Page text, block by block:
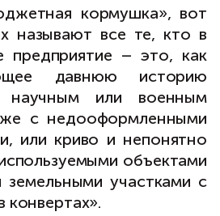
кормушка», вот
называют все те, кто в
предприятие – это, как
давнюю историю
научным или военным
с недооформленными
или криво и непонятно
объектами
участками с
конвертах».